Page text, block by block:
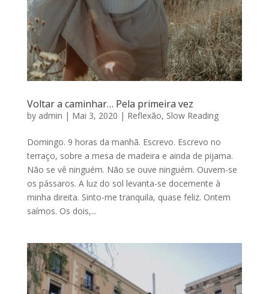
Voltar a caminhar… Pela primeira vez
by admin | Mai 3, 2020 | Reflexão, Slow Reading
Domingo. 9 horas da manhã. Escrevo. Escrevo no
terraço, sobre a mesa de madeira e ainda de pijama.
Não se vê ninguém. Não se ouve ninguém. Ouvem-se
os pássaros. A luz do sol levanta-se docemente à
minha direita. Sinto-me tranquila, quase feliz. Ontem
saímos. Os dois,...